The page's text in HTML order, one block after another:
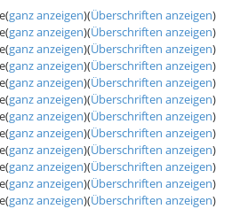
(ganz anzeigen)(Überschriften anzeigen)
(ganz anzeigen)(Überschriften anzeigen)
(ganz anzeigen)(Überschriften anzeigen)
(ganz anzeigen)(Überschriften anzeigen)
(ganz anzeigen)(Überschriften anzeigen)
(ganz anzeigen)(Überschriften anzeigen)
(ganz anzeigen)(Überschriften anzeigen)
(ganz anzeigen)(Überschriften anzeigen)
(ganz anzeigen)(Überschriften anzeigen)
(ganz anzeigen)(Überschriften anzeigen)
(ganz anzeigen)(Überschriften anzeigen)
(ganz anzeigen)(Überschriften anzeigen)